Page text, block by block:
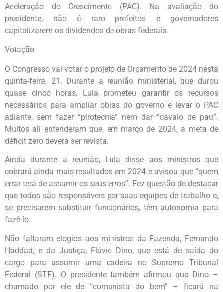
Aceleração do Crescimento (PAC). Na avaliação do
presidente, não é raro prefeitos e governadores
capitalizarem os dividendos de obras federais.
Votação
O Congresso vai votar o projeto de Orçamento de 2024 nesta
quinta-feira, 21. Durante a reunião ministerial, que durou
quase cinco horas, Lula prometeu garantir os recursos
necessários para ampliar obras do governo e levar o PAC
adiante, sem fazer “pirotecnia” nem dar “cavalo de pau”.
Muitos ali entenderam que, em março de 2024, a meta de
déficit zero deverá ser revista.
Ainda durante a reunião, Lula disse aos ministros que
cobrará ainda mais resultados em 2024 e avisou que “quem
errar terá de assumir os seus erros”. Fez questão de destacar
que todos são responsáveis por suas equipes de trabalho e,
se precisarem substituir funcionários, têm autonomia para
fazê-lo.
Não faltaram elogios aos ministros da Fazenda, Fernando
Haddad, e da Justiça, Flávio Dino, que está de saída do
cargo para assumir uma cadeira no Supremo Tribunal
Federal (STF). O presidente também afirmou que Dino –
chamado por ele de “comunista do bem” – ficará na